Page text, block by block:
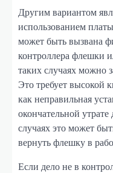
Другим вариантом
использованием
может быть вызвана
контроллера флешки
таких случаях можно
Это требует высокой
как неправильная
окончательной
случаях это может
вернуть флешку в
Если дело не в